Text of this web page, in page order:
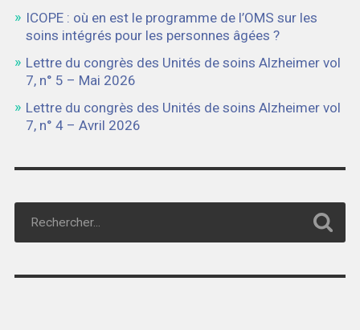
ICOPE : où en est le programme de l’OMS sur les
soins intégrés pour les personnes âgées ?
Lettre du congrès des Unités de soins Alzheimer vol
7, n° 5 – Mai 2026
Lettre du congrès des Unités de soins Alzheimer vol
7, n° 4 – Avril 2026